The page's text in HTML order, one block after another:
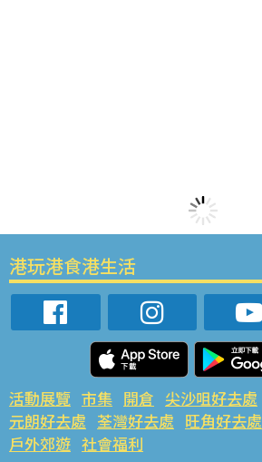
港玩港食港生活
活動展覽 市集 開倉 尖沙咀好去處
元朗好去處 荃灣好去處 旺角好去處
戶外郊遊 社會福利